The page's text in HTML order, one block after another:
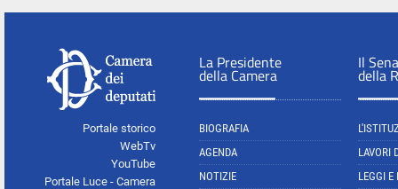
Portale storico
WebTv
YouTube
Portale Luce - Camera
La Presidente
della Camera
BIOGRAFIA
AGENDA
NOTIZIE
Il
della
LAVORI
LEGGI E